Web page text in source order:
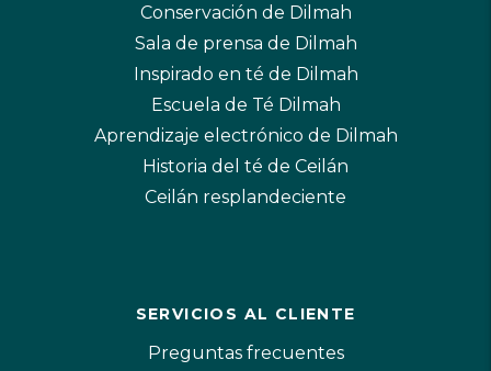
Conservación de Dilmah
Sala de prensa de Dilmah
Inspirado en té de Dilmah
Escuela de Té Dilmah
Aprendizaje electrónico de Dilmah
Historia del té de Ceilán
Ceilán resplandeciente
SERVICIOS AL CLIENTE
Preguntas frecuentes